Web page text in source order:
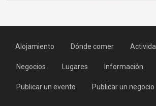
Alojamiento Dónde comer
Negocios Lugares Información
Publicar un evento Publicar un negocio